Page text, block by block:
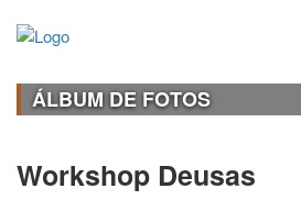
ÁLBUM DE FOTOS
Workshop Deusas